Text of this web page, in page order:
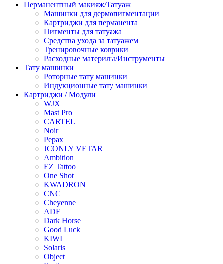
Перманентный макияж/Татуаж
Машинки для дермопигментации
Картриджи для перманента
Пигменты для татуажа
Средства ухода за татуажем
Тренировочные коврики
Расходные материлы/Инструменты
Тату машинки
Роторные тату машинки
Индукционные тату машинки
Картриджи / Модули
WJX
Mast Pro
CARTEL
Noir
Pepax
JCONLY VETAR
Ambition
EZ Tattoo
One Shot
KWADRON
CNC
Cheyenne
ADF
Dark Horse
Good Luck
KIWI
Solaris
Object